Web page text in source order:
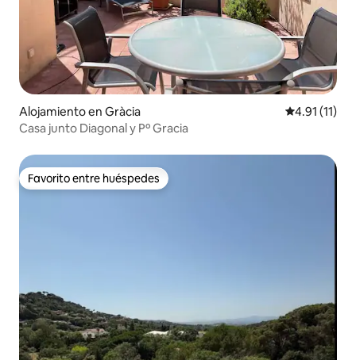
Alojamiento en Gràcia Calificación
4.91 (11)
Casa junto Diagonal y Pº Gracia
Favorito entre huéspedes
Favorito entre huéspedes